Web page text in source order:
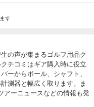
す
の声が集まるゴルフ用品ク
チコミはギア購入時に役立
ーからボール、シャフト、
測器と幅広く取ります。ま
アーニュースなどの情報も発